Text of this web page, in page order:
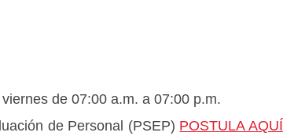
de 07:00 a.m. a 07:00 p.m.
de Personal (PSEP) POSTULA AQUÍ